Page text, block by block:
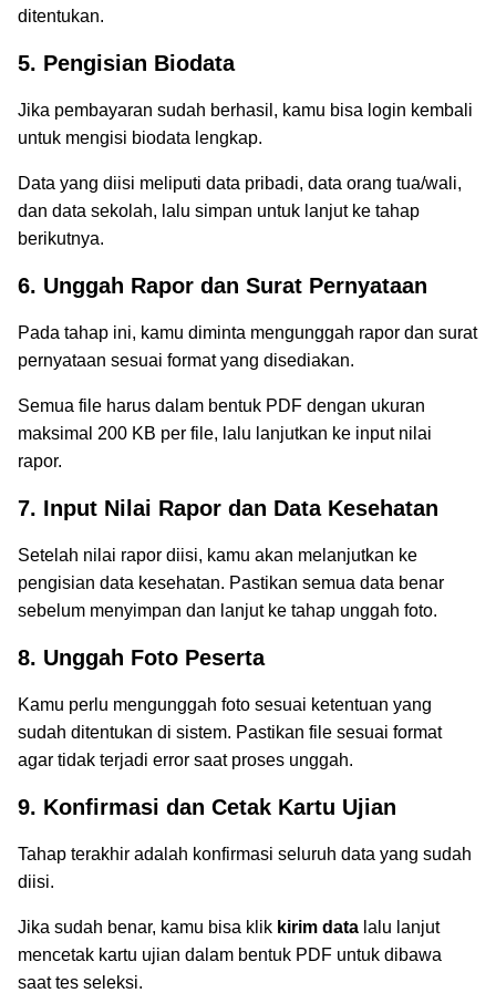
ditentukan.
5. Pengisian Biodata
Jika pembayaran sudah berhasil, kamu bisa login kembali
untuk mengisi biodata lengkap.
Data yang diisi meliputi data pribadi, data orang tua/wali,
dan data sekolah, lalu simpan untuk lanjut ke tahap
berikutnya.
6. Unggah Rapor dan Surat Pernyataan
Pada tahap ini, kamu diminta mengunggah rapor dan surat
pernyataan sesuai format yang disediakan.
Semua file harus dalam bentuk PDF dengan ukuran
maksimal 200 KB per file, lalu lanjutkan ke input nilai
rapor.
7. Input Nilai Rapor dan Data Kesehatan
Setelah nilai rapor diisi, kamu akan melanjutkan ke
pengisian data kesehatan. Pastikan semua data benar
sebelum menyimpan dan lanjut ke tahap unggah foto.
8. Unggah Foto Peserta
Kamu perlu mengunggah foto sesuai ketentuan yang
sudah ditentukan di sistem. Pastikan file sesuai format
agar tidak terjadi error saat proses unggah.
9. Konfirmasi dan Cetak Kartu Ujian
Tahap terakhir adalah konfirmasi seluruh data yang sudah
diisi.
Jika sudah benar, kamu bisa klik kirim data lalu lanjut
mencetak kartu ujian dalam bentuk PDF untuk dibawa
saat tes seleksi.